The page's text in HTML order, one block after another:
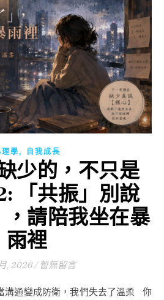
學, 自我成長
少的，不只是
「共振」別說
，請陪我坐在暴
雨裡
, 2026 / 暫無留言